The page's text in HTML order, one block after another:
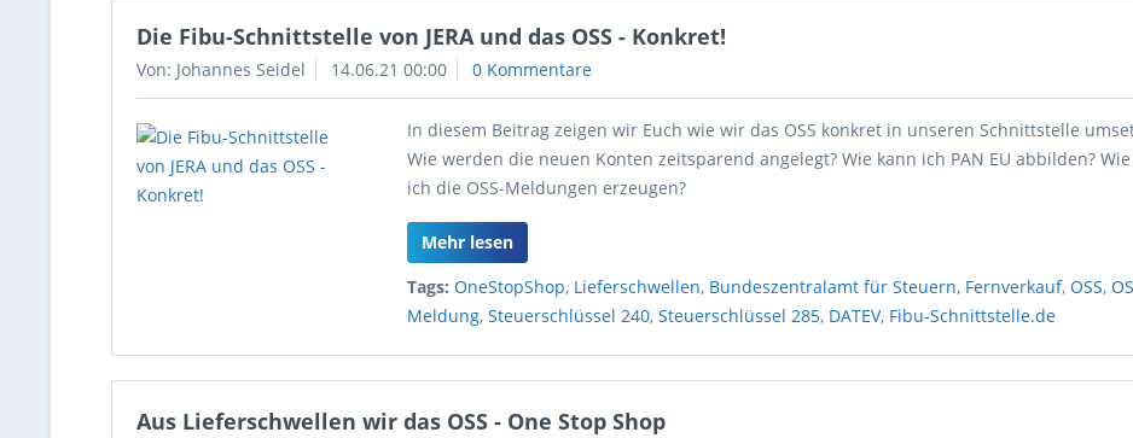
Die Fibu-Schnittstelle von JERA und das OSS - Konkret!
Von: Johannes Seidel 14.06.21 00:00 0 Kommentare
In diesem Beitrag zeigen wir Euch wie wir das OSS konkret in unseren Schnittstelle
Wie werden die neuen Konten zeitsparend angelegt? Wie kann ich PAN EU abbilden?
ich die OSS-Meldungen erzeugen?
Mehr lesen
Tags: OneStopShop, Lieferschwellen, Bundeszentralamt für Steuern, Fernverkauf,OSS,
Meldung,Steuerschlüssel 240,Steuerschlüssel 285, DATEV, Fibu-Schnittstelle.de
Aus Lieferschwellen wir das OSS - One Stop Shop